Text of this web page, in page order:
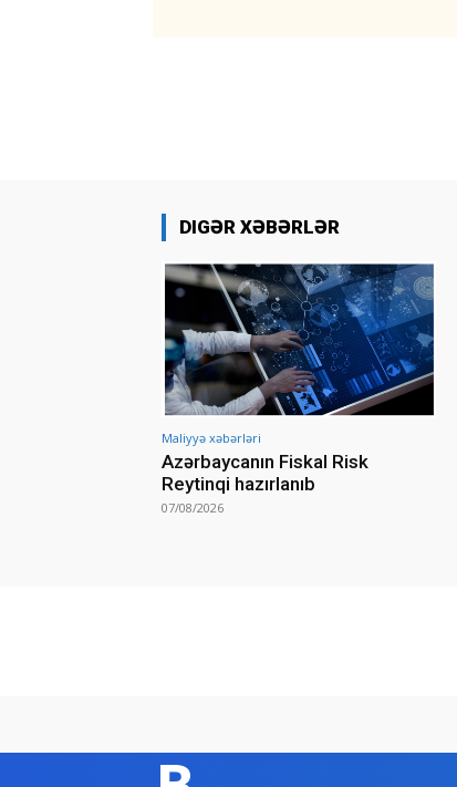
DIGƏR XƏBƏRLƏR
Maliyyə xəbərləri
Azərbaycanın Fiskal Risk
Reytinqi hazırlanıb
07/08/2026